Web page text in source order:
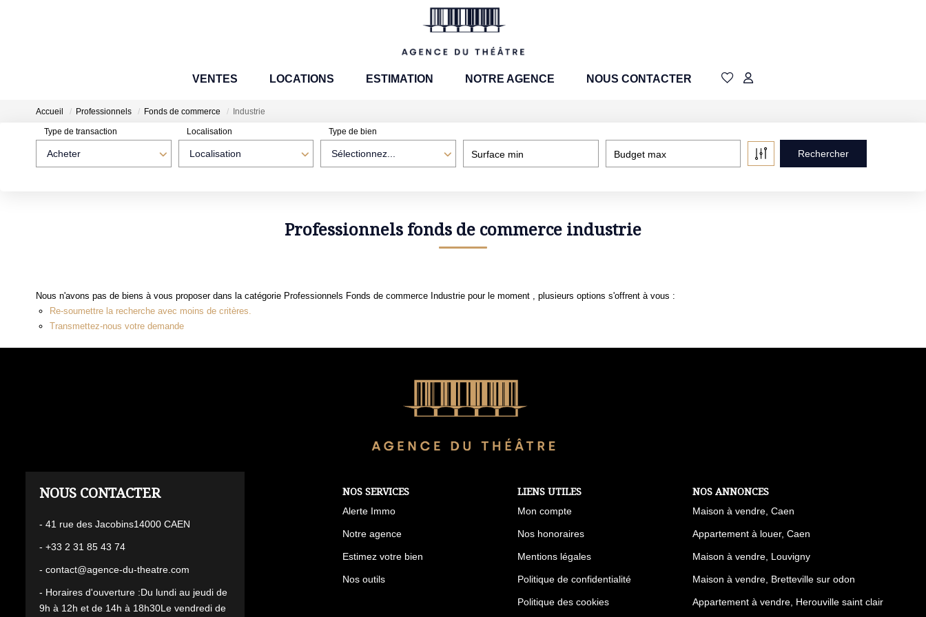
VENTES LOCATIONS ESTIMATION NOTRE AGENCE NOUS CONTACTER
Accueil Professionnels Fonds de commerce Industrie
Acheter
Type de transaction
Localisation
Localisation
Sélectionnez...
Type de bien
Surface min Budget max
Professionnels fonds de commerce industrie
Nous n'avons pas de biens à vous proposer dans la catégorie Professionnels Fonds de commerce Industrie pour le moment , plusieurs options s'offrent à vous :
Re-soumettre la recherche avec moins de critères.
Transmettez-nous votre demande
L'AGENCE
- 41 rue des Jacobins14000 CAEN
- +33 2 31 85 43 74
- contact@agence-du-theatre.com
- Horaires d'ouverture :Du lundi au jeudi de
9h à 12h et de 14h à 18h30Le vendredi de
NOS SERVICES
Alerte Immo
Notre agence
Estimez votre bien
Nos outils
LIENS UTILES
Mon compte
Nos honoraires
Mentions légales
Politique de confidentialité
Politique des cookies
NOS ANNONCES
Maison à vendre, Caen
Appartement à louer, Caen
Maison à vendre, Louvigny
Maison à vendre, Bretteville sur odon
Appartement à vendre, Herouville saint clair